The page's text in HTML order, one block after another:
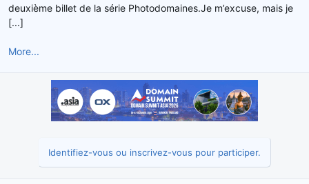
i
s
u
deuxième billet de la série Photodomaines.Je m’excuse, mais je
[...]
More...
Identifiez-vous ou inscrivez-vous pour participer.